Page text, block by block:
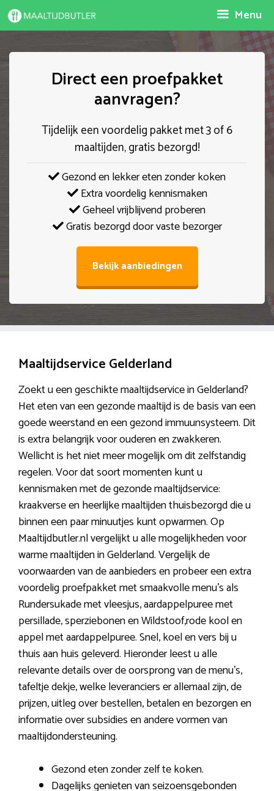
Spring
naar
Menu
Direct een proefpakket
aanvragen?
Tijdelijk een voordelig pakket met 3 of 6
maaltijden, gratis bezorgd!
Gezond en lekker eten zonder koken
Extra voordelig kennismaken
Geheel vrijblijvend proberen
Gratis bezorgd door vaste bezorger
Bekijk aanbiedingen
Maaltijdservice Gelderland
Zoekt u een geschikte maaltijdservice in Gelderland?
Het eten van een gezonde maaltijd is de basis van een
goede weerstand en een gezond immuunsysteem. Dit
is extra belangrijk voor ouderen en zwakkeren.
Wellicht is het niet meer mogelijk om dit zelfstandig
regelen. Voor dat soort momenten kunt u
kennismaken met de gezonde maaltijdservice:
kraakverse en heerlijke maaltijden thuisbezorgd die u
binnen een paar minuutjes kunt opwarmen. Op
Maaltijdbutler.nl vergelijkt u alle mogelijkheden voor
warme maaltijden in Gelderland. Vergelijk de
voorwaarden van de aanbieders en probeer een extra
voordelig proefpakket met smaakvolle menu’s als
Rundersukade met vleesjus, aardappelpuree met
persillade, sperziebonen en Wildstoof,rode kool en
appel met aardappelpuree. Snel, koel en vers bij u
thuis aan huis geleverd. Hieronder leest u alle
relevante details over de oorsprong van de menu’s,
tafeltje dekje, welke leveranciers er allemaal zijn, de
prijzen, uitleg over bestellen, betalen en bezorgen en
informatie over subsidies en andere vormen van
maaltijdondersteuning.
Gezond eten zonder zelf te koken.
Dagelijks genieten van seizoensgebonden